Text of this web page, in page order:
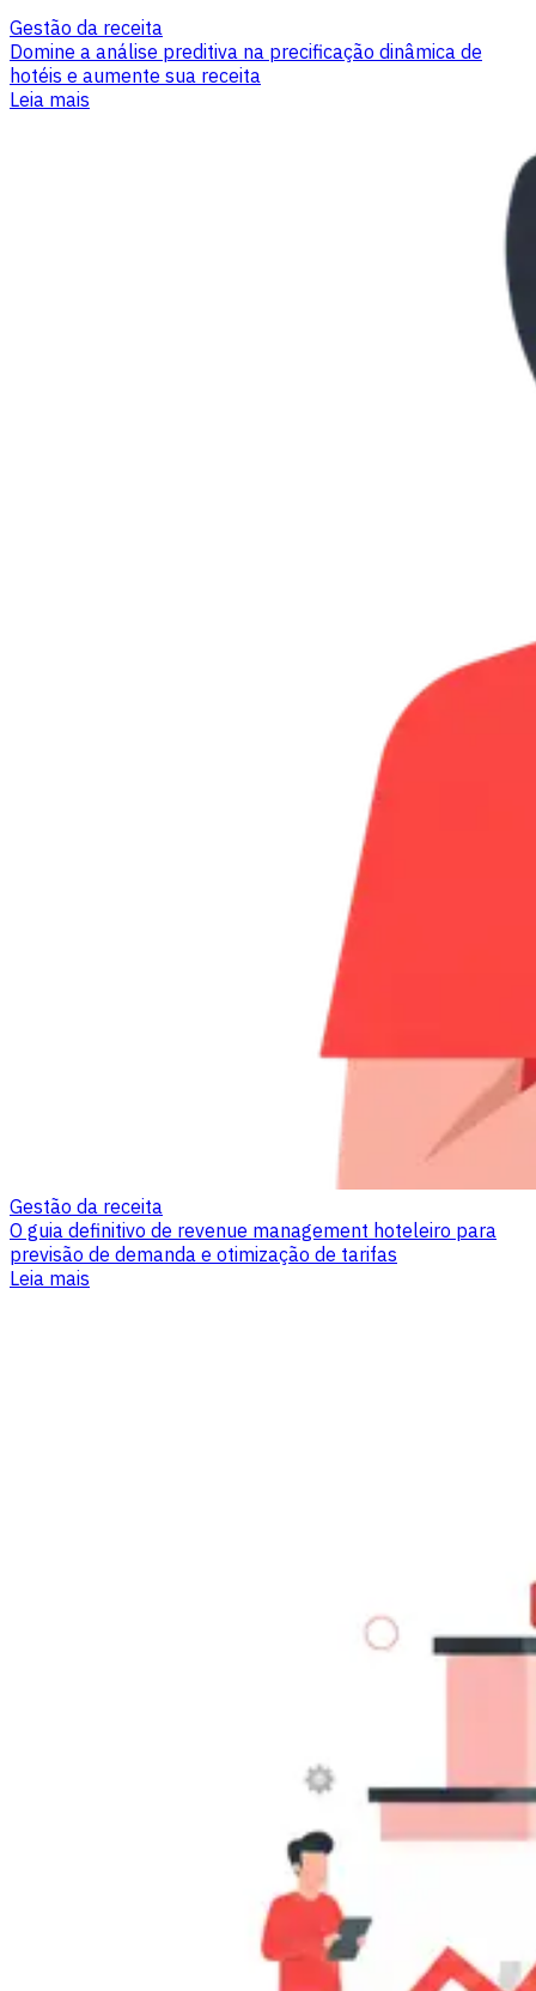
Gestão da receita
Domine a análise preditiva na precificação dinâmica de
hotéis e aumente sua receita
Leia mais
Gestão da receita
O guia definitivo de revenue management hoteleiro para
previsão de demanda e otimização de tarifas
Leia mais